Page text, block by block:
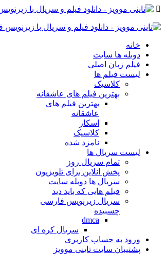
خانه
دوبله ها سایت
فیلم زبان اصلی
لیست فیلم ها
کلاسیک
بهترین فیلم های عاشقانه
بهترین فیلم های
عاشقانه
اسکار
کلاسیک
نامزد شده
لیست سریال ها
تمام سریال روز
پخش انلاین برای تلویزیون
سریال ها دوبله سایت
فیلم هایی که باید دید
سریال زیرنویس فارسی
چسبیده
dmca
سریال کره ای
ورود به حساب کاربری
پشتیبان سایت تاینی موویز